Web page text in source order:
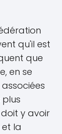
qu'il est
que
en se
y avoir
la